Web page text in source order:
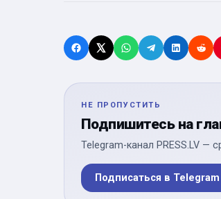
НЕ ПРОПУСТИТЬ
Подпишитесь на
Telegram-канал PRESS.LV —
Подписаться в Telegram